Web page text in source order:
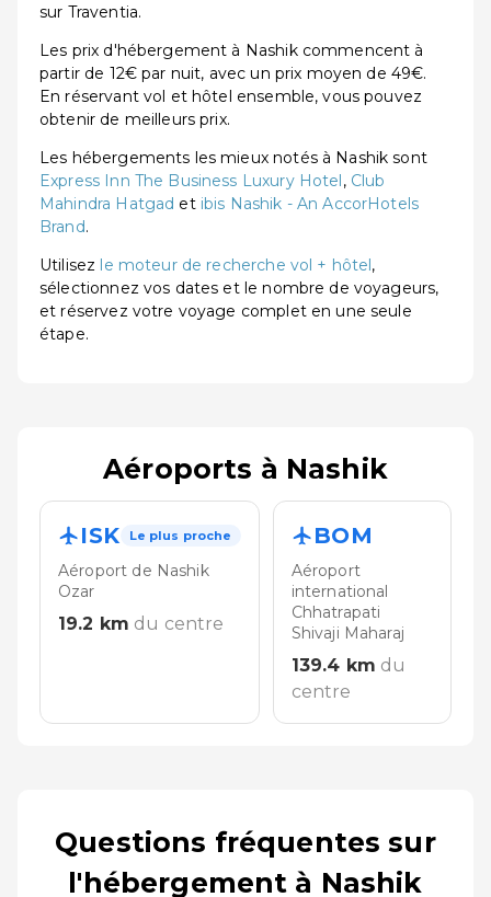
sur Traventia.
Les prix d'hébergement à Nashik commencent à
partir de 12€ par nuit, avec un prix moyen de 49€.
En réservant vol et hôtel ensemble, vous pouvez
obtenir de meilleurs prix.
Les hébergements les mieux notés à Nashik sont
Express Inn The Business Luxury Hotel, Club
Mahindra Hatgad et ibis Nashik - An AccorHotels
Brand.
Utilisez le moteur de recherche vol + hôtel,
sélectionnez vos dates et le nombre de voyageurs,
et réservez votre voyage complet en une seule
étape.
Aéroports à Nashik
ISK Le plus proche
Aéroport de Nashik
Ozar
19.2 km du centre
BOM
Aéroport
international
Chhatrapati
Shivaji Maharaj
139.4 km du
centre
Questions fréquentes sur
l'hébergement à Nashik